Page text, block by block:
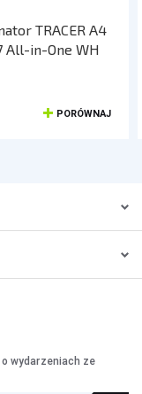
TRACER A4
All-in-One WH
PORÓWNAJ
wydarzeniach ze